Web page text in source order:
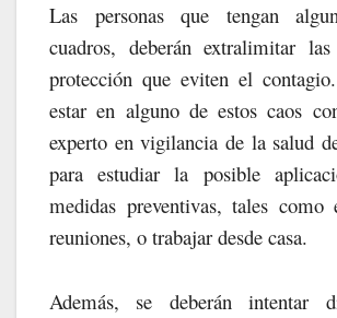
Las personas que tengan
cuadros, deberán extralimitar
protección que eviten el
estar en alguno de estos caos
experto en vigilancia de la salud
para estudiar la posible
medidas preventivas, tales como
reuniones, o trabajar desde casa.
Además, se deberán intentar